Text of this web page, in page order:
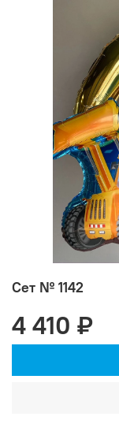
Сет № 1142
4 410 ₽